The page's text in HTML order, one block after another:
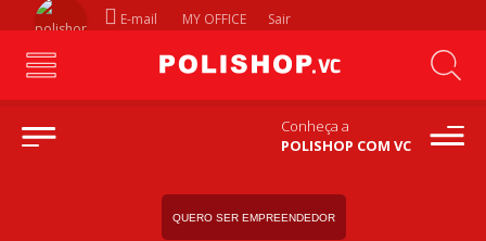
E-mail MY OFFICE Sair
Conheça a
POLISHOP COM VC
QUERO SER EMPREENDEDOR